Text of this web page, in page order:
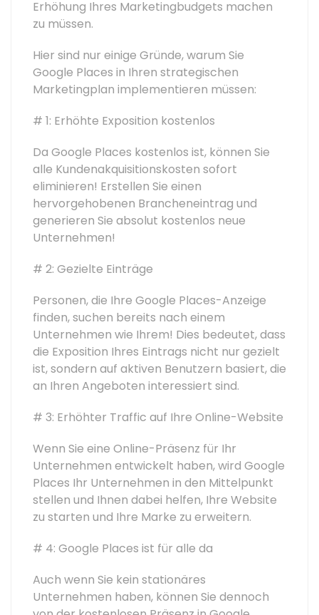
Erhöhung Ihres Marketingbudgets machen
zu müssen.
Hier sind nur einige Gründe, warum Sie
Google Places in Ihren strategischen
Marketingplan implementieren müssen:
# 1: Erhöhte Exposition kostenlos
Da Google Places kostenlos ist, können Sie
alle Kundenakquisitionskosten sofort
eliminieren! Erstellen Sie einen
hervorgehobenen Brancheneintrag und
generieren Sie absolut kostenlos neue
Unternehmen!
# 2: Gezielte Einträge
Personen, die Ihre Google Places-Anzeige
finden, suchen bereits nach einem
Unternehmen wie Ihrem! Dies bedeutet, dass
die Exposition Ihres Eintrags nicht nur gezielt
ist, sondern auf aktiven Benutzern basiert, die
an Ihren Angeboten interessiert sind.
# 3: Erhöhter Traffic auf Ihre Online-Website
Wenn Sie eine Online-Präsenz für Ihr
Unternehmen entwickelt haben, wird Google
Places Ihr Unternehmen in den Mittelpunkt
stellen und Ihnen dabei helfen, Ihre Website
zu starten und Ihre Marke zu erweitern.
# 4: Google Places ist für alle da
Auch wenn Sie kein stationäres
Unternehmen haben, können Sie dennoch